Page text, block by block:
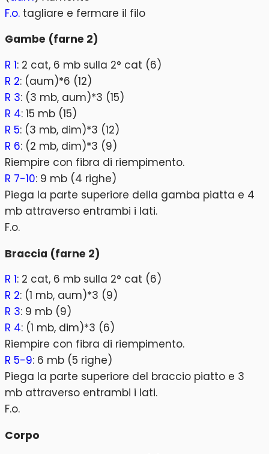
F.o. tagliare e fermare il filo
Gambe (farne 2)
R 1: 2 cat, 6 mb sulla 2° cat (6)
R 2: (aum)*6 (12)
R 3: (3 mb, aum)*3 (15)
R 4: 15 mb (15)
R 5: (3 mb, dim)*3 (12)
R 6: (2 mb, dim)*3 (9)
Riempire con fibra di riempimento.
R 7-10: 9 mb (4 righe)
Piega la parte superiore della gamba piatta e 4
mb attraverso entrambi i lati.
F.o.
Braccia (farne 2)
R 1: 2 cat, 6 mb sulla 2° cat (6)
R 2: (1 mb, aum)*3 (9)
R 3: 9 mb (9)
R 4: (1 mb, dim)*3 (6)
Riempire con fibra di riempimento.
R 5-9: 6 mb (5 righe)
Piega la parte superiore del braccio piatto e 3
mb attraverso entrambi i lati.
F.o.
Corpo